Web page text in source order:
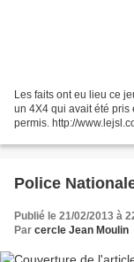
Les faits ont eu lieu ce
un 4X4 qui avait été pris
permis. http://
Police
Publié le 21/02/2013 à
Par cercle Jean Moulin